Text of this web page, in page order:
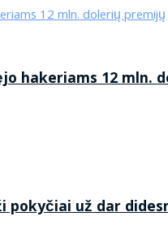
hakeriams 12 mln.
pokyčiai už dar